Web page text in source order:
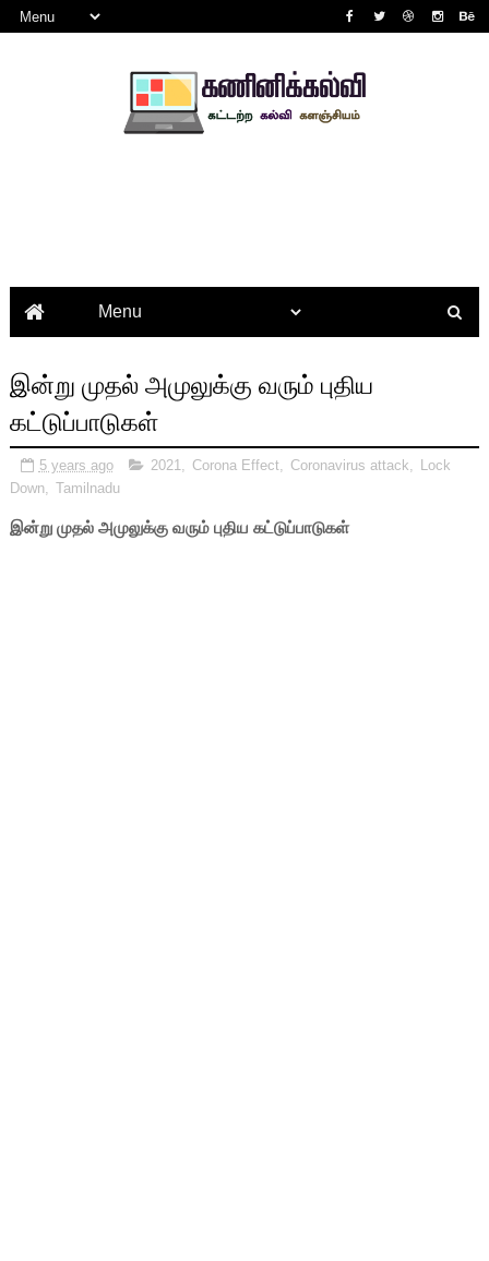
இன்று முதல் அமுலுக்கு வரும் புதிய
கட்டுப்பாடுகள்
5 years ago 2021 Corona Effect Coronavirus attack
Lock
Down, Tamilnadu
இன்று முதல் அமுலுக்கு வரும் புதிய கட்டுப்பாடுகள்